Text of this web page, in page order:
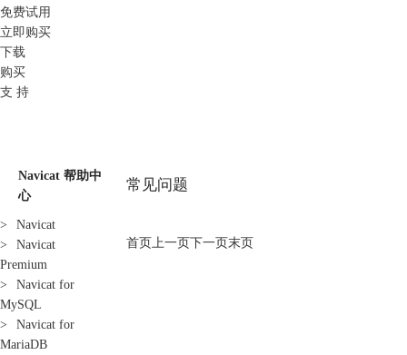
免费试用
立即购买
下载
购买
支 持
Navicat 帮助中
心
>
Navicat
>
Navicat
Premium
>
Navicat for
MySQL
>
Navicat for
MariaDB
常见问题
首页上一页下一页末页